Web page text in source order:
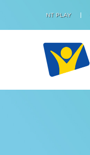
NT PLAY